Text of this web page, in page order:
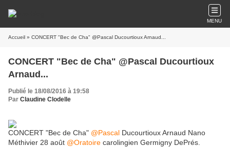
MENU
Accueil » CONCERT "Bec de Cha" @Pascal Ducourtioux Arnaud...
CONCERT "Bec de Cha" @Pascal Ducourtioux
Arnaud...
Publié le 18/08/2016 à 19:58
Par Claudine Clodelle
CONCERT "Bec de Cha" @Pascal Ducourtioux Arnaud Nano
Méthivier 28 août @Oratoire carolingien Germigny DePrés.